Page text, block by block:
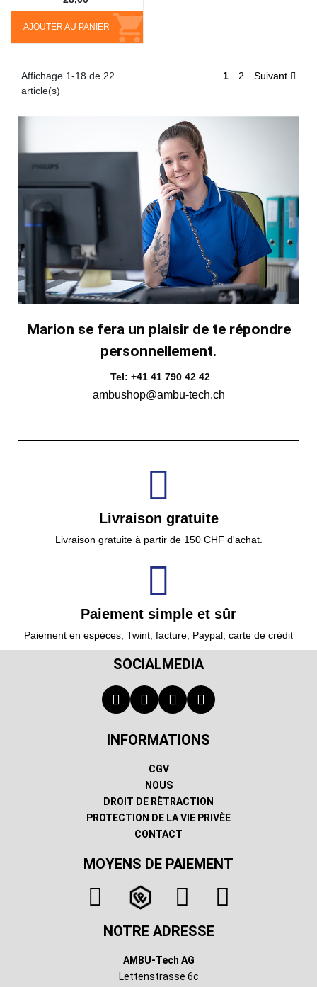
AJOUTER AU PANIER
Affichage 1-18 de 22
article(s)
1 2 Suivant
Marion se fera un plaisir de te répondre
personnellement.
Tel: +41 41 790 42 42
ambushop@ambu-tech.ch
Livraison gratuite
Livraison gratuite à partir de 150 CHF d'achat.
Paiement simple et sûr
Paiement en espèces, Twint, facture, Paypal, carte de crédit
SOCIALMEDIA
INFORMATIONS
CGV
NOUS
DROIT DE RÈTRACTION
PROTECTION DE LA VIE PRIVÈE
CONTACT
MOYENS DE PAIEMENT
NOTRE ADRESSE
AMBU-Tech AG
Lettenstrasse 6c